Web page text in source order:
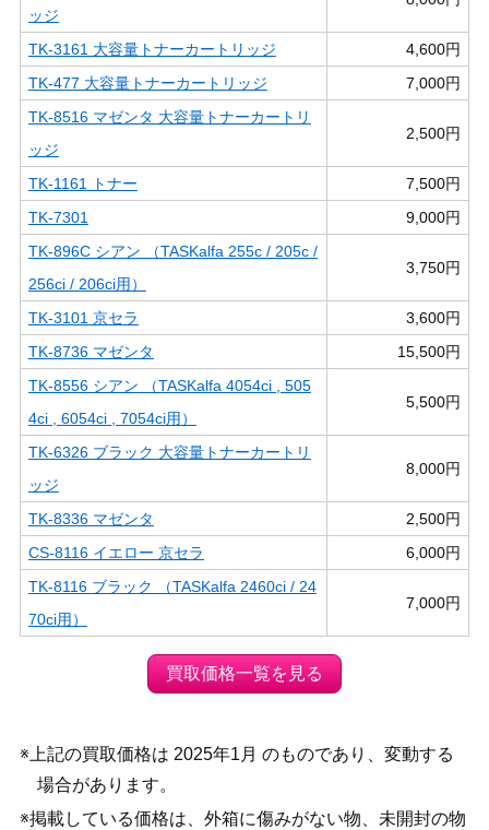
ッジ
TK-3161 大容量トナーカートリッジ
4,600円
TK-477 大容量トナーカートリッジ
7,000円
TK-8516 マゼンタ 大容量トナーカートリ
ッジ
2,500円
TK-1161 トナー
7,500円
TK-7301
9,000円
TK-896C シアン （TASKalfa 255c / 205c /
256ci / 206ci用）
3,750円
TK-3101 京セラ
3,600円
TK-8736 マゼンタ
15,500円
TK-8556 シアン （TASKalfa 4054ci , 505
4ci , 6054ci , 7054ci用）
5,500円
TK-6326 ブラック 大容量トナーカートリ
ッジ
8,000円
TK-8336 マゼンタ
2,500円
CS-8116 イエロー 京セラ
6,000円
TK-8116 ブラック （TASKalfa 2460ci / 24
70ci用）
7,000円
買取価格一覧を見る
※上記の買取価格は 2025年1月 のものであり、変動する
場合があります。
※掲載している価格は、外箱に傷みがない物、未開封の物